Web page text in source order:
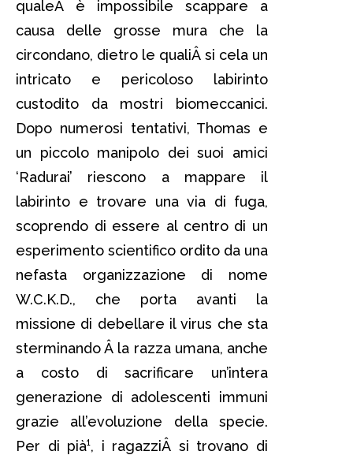
qualeÂ è impossibile scappare a
causa delle grosse mura che la
circondano, dietro le qualiÂ si cela un
intricato e pericoloso labirinto
custodito da mostri biomeccanici.
Dopo numerosi tentativi, Thomas e
un piccolo manipolo dei suoi amici
‘Radurai’ riescono a mappare il
labirinto e trovare una via di fuga,
scoprendo di essere al centro di un
esperimento scientifico ordito da una
nefasta organizzazione di nome
W.C.K.D., che porta avanti la
missione di debellare il virus che sta
sterminando Â la razza umana, anche
a costo di sacrificare un’intera
generazione di adolescenti immuni
grazie all’evoluzione della specie.
Per di pià¹, i ragazziÂ si trovano di